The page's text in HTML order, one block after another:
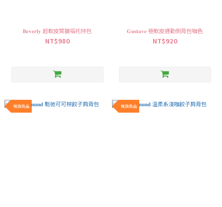
𝐁𝐞𝐯𝐞𝐫𝐥𝐲 超軟皮質皺褶托特包
NT$980
𝐆𝐮𝐬𝐭𝐚𝐯𝐞 極軟皮通勤側背包咖色
NT$920
現貨商品 現貨商品